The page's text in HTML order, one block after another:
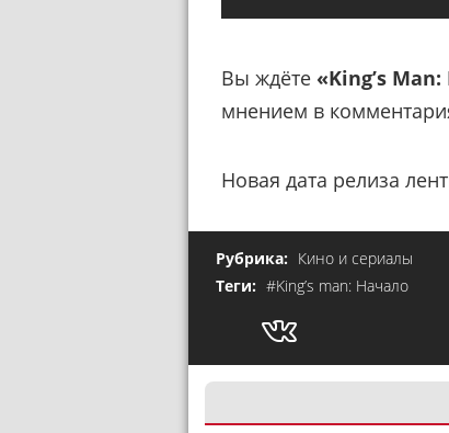
Вы ждёте «King’s
мнением в
Новая дата релиза
Рубрика: Кино и сериалы
Теги: #King’s man: Начало